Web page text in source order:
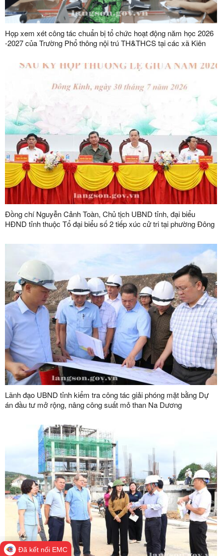
Họp xem xét công tác chuẩn bị tổ chức hoạt động năm học 2026
-2027 của Trường Phổ thông nội trú TH&THCS tại các xã Kiên
Đồng chí Nguyễn Cảnh Toàn, Chủ tịch UBND tỉnh, đại biểu
HĐND tỉnh thuộc Tổ đại biểu số 2 tiếp xúc cử tri tại phường Đông
Lãnh đạo UBND tỉnh kiểm tra công tác giải phóng mặt bằng Dự
án đầu tư mở rộng, nâng công suất mỏ than Na Dương
Đã kết nối EMC